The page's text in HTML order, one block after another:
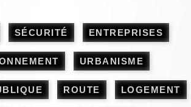
SÉCURITÉ ENTREPRISES
URBANISME
ROUTE LOGEMENT